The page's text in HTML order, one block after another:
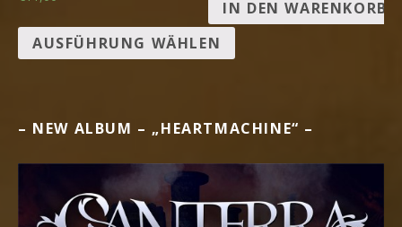
AUSFÜHRUNG WÄHLEN
IN DEN WARENKORB
– NEW ALBUM – „HEARTMACHINE“ –